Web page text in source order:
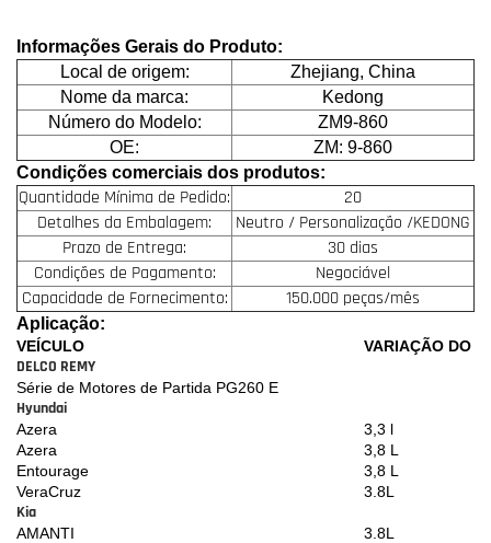
Informações Gerais do Produto:
Local de origem:
Zhejiang, China
Nome da marca:
Kedong
Número do Modelo:
ZM9-860
OE:
ZM: 9-860
Condições comerciais dos produtos:
Quantidade Mínima de Pedido:
20
Detalhes da Embalagem:
Neutro / Personalização /KEDONG
Prazo de Entrega:
30 dias
Condições de Pagamento:
Negociável
Capacidade de Fornecimento:
150.000 peças/mês
Aplicação:
VEÍCULO VARIAÇÃO DO
DELCO REMY
Série de Motores de Partida PG260 E
Hyundai
Azera
3,3 l
Azera
3,8 L
Entourage
3,8 L
VeraCruz
3.8L
Kia
AMANTI
3.8L